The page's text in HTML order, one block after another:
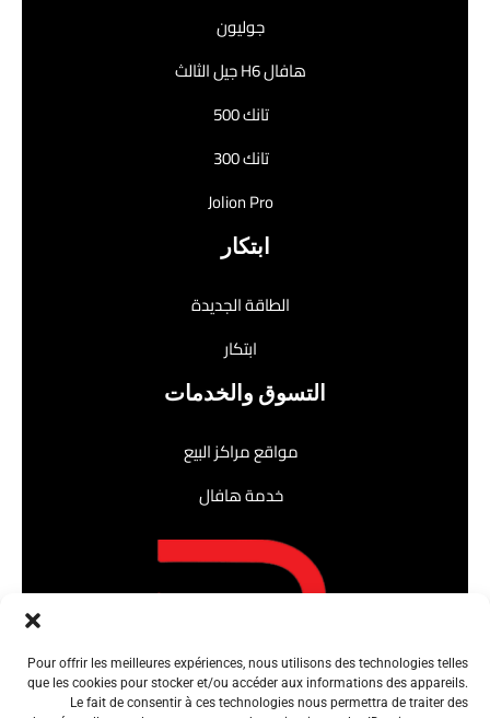
Pour offrir les meilleures expériences, nous utilisons des technologies telles
que les cookies pour stocker et/ou accéder aux informations des appareils.
Le fait de consentir à ces technologies nous permettra de traiter des
جوليون
هافال H6 جيل الثالث
تانك 500
تانك 300
Jolion Pro
ابتكار
الطاقة الجديدة
ابتكار
التسوق والخدمات
مواقع مراكز البيع
خدمة هافال